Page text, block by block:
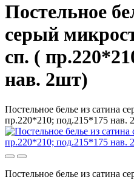
Постельное
серый
сп. (
нав. 2шт)
Постельное белье из сатина
пр.220*210; под.215*175 нав.
Постельное белье из сатина